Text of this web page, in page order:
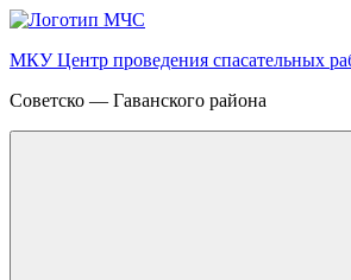
Перейти
содержимому
МКУ Центр проведения спасательных
Советско — Гаванского района